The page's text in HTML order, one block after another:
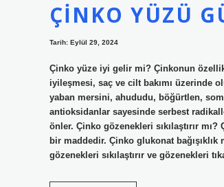
ÇINKO YÜZÜ
Tarih: Eylül 29, 2024
Çinko yüze iyi gelir mi? Çinkonun
iyileşmesi, saç ve cilt bakımı üzerinde
yaban mersini, ahududu, böğürtlen,
antioksidanlar sayesinde serbest
önler. Çinko gözenekleri sıkılaştırır
bir maddedir. Çinko glukonat
gözenekleri sıkılaştırır ve gözenekleri